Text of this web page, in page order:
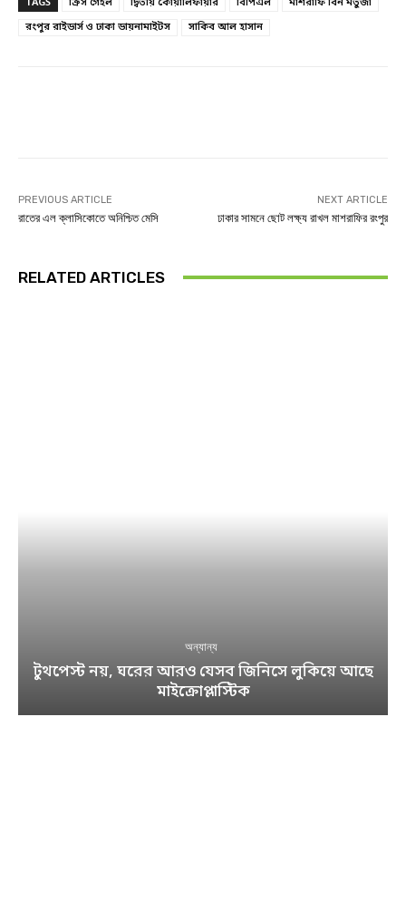
রংপুর রাইডার্স ও ঢাকা ডায়নামাইটস
সাকিব আল হাসান
PREVIOUS ARTICLE
রাতের এল ক্লাসিকোতে অনিশ্চিত মেসি
NEXT ARTICLE
ঢাকার সামনে ছোট লক্ষ্য রাখল মাশরাফির রংপুর
RELATED ARTICLES
অন্যান্য
টুথপেস্ট নয়, ঘরের আরও যেসব জিনিসে লুকিয়ে আছে
মাইক্রোপ্লাস্টিক